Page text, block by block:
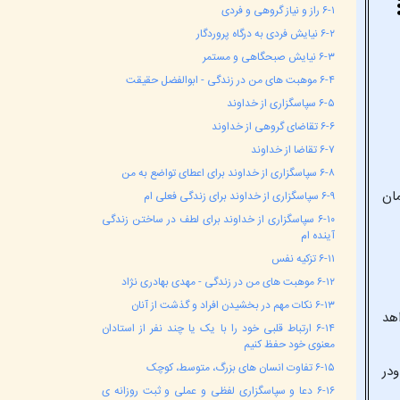
۶-۱ راز و نیاز گروهی و فردی
۶-۲ نیایش فردی به درگاه پروردگار
۶-۳ نیایش صبحگاهی و مستمر
۶-۴ موهبت های من در زندگی - ابوالفضل حقیقت
۶-۵ سپاسگزاری از خداوند
۶-۶ تقاضای گروهی از خداوند
۶-۷ تقاضا از خداوند
۶-۸ سپاسگزاری از خداوند برای اعطای تواضع به من
۶-۹ سپاسگزاری از خداوند برای زندگی فعلی ام
۶-۱۰ سپاسگزاری از خداوند برای لطف در ساختن زندگی
آینده ام
۶-۱۱ تزکیه نفس
۶-۱۲ موهبت های من در زندگی - مهدی بهادری نژاد
۶-۱۳ نکات مهم در بخشیدن افراد و گذشت از آنان
۶-۱۴ ارتباط قلبی خود را با یک یا چند نفر از استادان
معنوی خود حفظ کنیم
۶-۱۵ تفاوت انسان های بزرگ، متوسط، کوچک
۶-۱۶ دعا و سپاسگزاری لفظی و عملی و ثبت روزانه ی